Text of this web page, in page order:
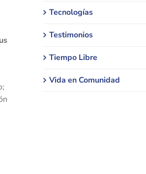
Tecnologías
Testimonios
Tiempo Libre
Vida en Comunidad